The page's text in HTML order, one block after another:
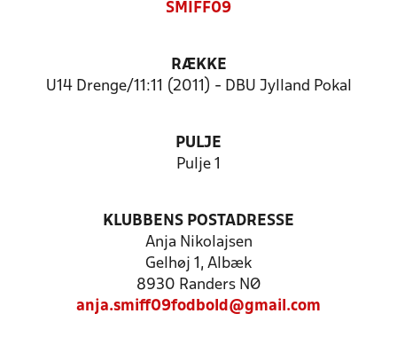
SMIFF09
RÆKKE
U14 Drenge/11:11 (2011) - DBU Jylland Pokal
PULJE
Pulje 1
KLUBBENS POSTADRESSE
Anja Nikolajsen
Gelhøj 1, Albæk
8930 Randers NØ
anja.smiff09fodbold@gmail.com